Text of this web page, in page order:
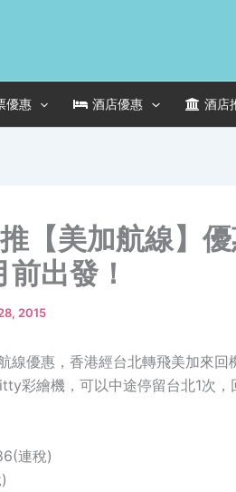
優惠 酒店優惠 酒店
【美加航線】
出發！
2015
線優惠，香港經台北轉飛美加來
彩繪機，可以中途停留台北1次，
連稅)